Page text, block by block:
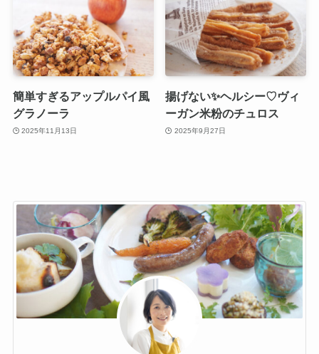
簡単すぎるアップルパイ風
グラノーラ
2025年11月13日
揚げない✨ヘルシー♡ヴィ
ーガン米粉のチュロス
2025年9月27日